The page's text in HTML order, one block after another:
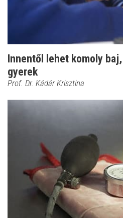
Innentől lehet komoly
gyerek
Prof. Dr. Kádár Krisztina